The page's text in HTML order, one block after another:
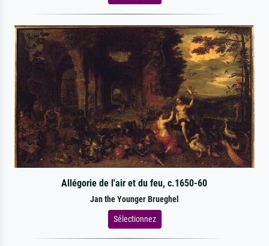
Allégorie de l'air et du feu, c.1650-60
Jan the Younger Brueghel
Sélectionnez